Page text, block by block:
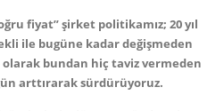
fiyat”şirket politikamız; 20 yıl
ile bugüne kadar değişmeden
bundan hiç taviz vermeden
arttırarak sürdürüyoruz.